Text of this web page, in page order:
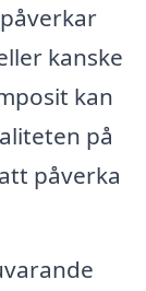
kanske
kan
på
påverka